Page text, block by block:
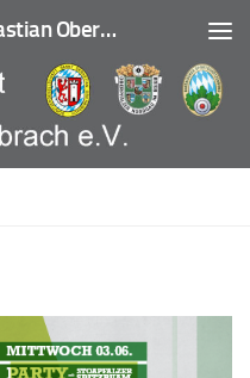
Schützengesellschaft St. Sebastian Oberbibrach